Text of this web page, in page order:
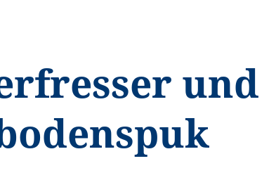
und